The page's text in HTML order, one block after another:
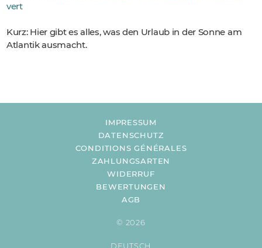
vert
Kurz: Hier gibt es alles, was den Urlaub in der Sonne am
Atlantik ausmacht.
IMPRESSUM
DATENSCHUTZ
CONDITIONS GÉNÉRALES
ZAHLUNGSARTEN
WIDERRUF
BEWERTUNGEN
AGB
© 2026
DEUTSCH